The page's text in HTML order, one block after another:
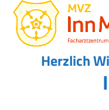
Skip
content
Open
mobile
menu
Close
mobile
menu
Herzlich